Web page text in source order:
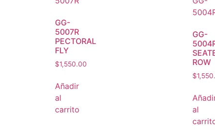
GG-
5007R
PECTORAL
FLY
$1,550.00
Añadir
al
carrito
GG-
ROW
$
al